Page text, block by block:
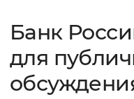
Банк
для